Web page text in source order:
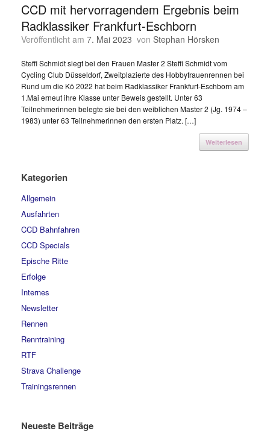
CCD mit hervorragendem Ergebnis beim
Radklassiker Frankfurt-Eschborn
Veröffentlicht am 7. Mai 2023 von Stephan Hörsken
Steffi Schmidt siegt bei den Frauen Master 2 Steffi Schmidt vom
Cycling Club Düsseldorf, Zweitplazierte des Hobbyfrauenrennen bei
Rund um die Kö 2022 hat beim Radklassiker Frankfurt-Eschborn am
1.Mai erneut ihre Klasse unter Beweis gestellt. Unter 63
Teilnehmerinnen belegte sie bei den weiblichen Master 2 (Jg. 1974 –
1983) unter 63 Teilnehmerinnen den ersten Platz. […]
Weiterlesen
Kategorien
Allgemein
Ausfahrten
CCD Bahnfahren
CCD Specials
Epische Ritte
Erfolge
Internes
Newsletter
Rennen
Renntraining
RTF
Strava Challenge
Trainingsrennen
Neueste Beiträge